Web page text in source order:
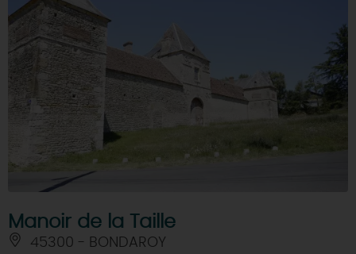
Manoir de la Taille
45300 - BONDAROY